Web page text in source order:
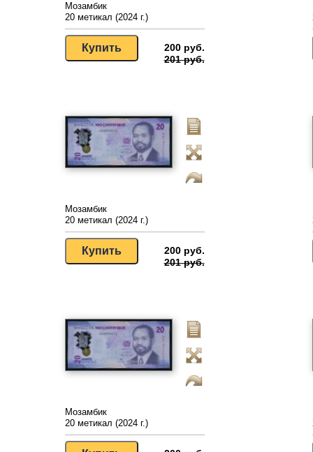
Мозамбик
20 метикал (2024 г.)
200 руб.
201 руб.
Мозамбик
20 метикал (2024 г.)
200 руб.
201 руб.
Мозамбик
20 метикал (2024 г.)